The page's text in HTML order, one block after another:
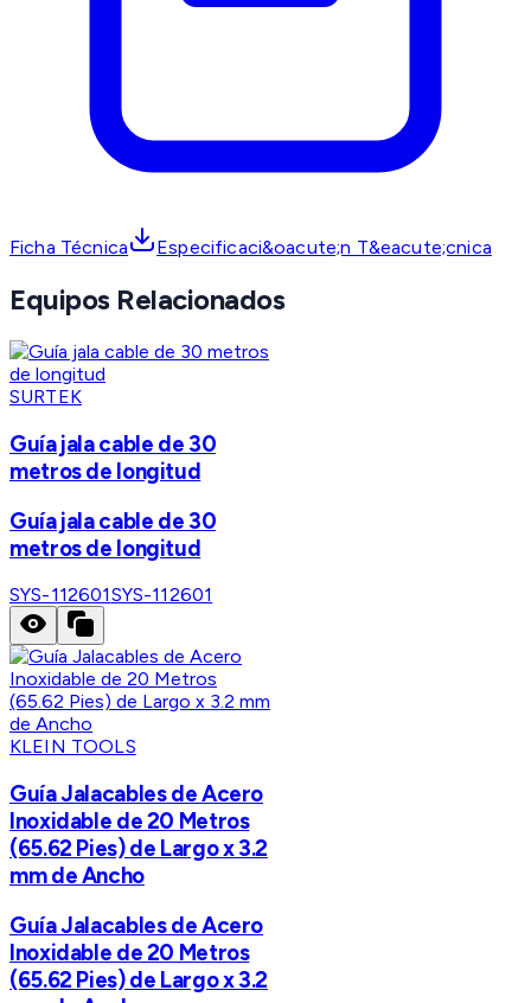
Ficha Técnica Especificaci&oacute;n T&eacute;cnica
Equipos Relacionados
SURTEK
Guía jala cable de 30
metros de longitud
Guía jala cable de 30
metros de longitud
SYS-112601SYS-112601
KLEIN TOOLS
Guía Jalacables de Acero
Inoxidable de 20 Metros
(65.62 Pies) de Largo x 3.2
mm de Ancho
Guía Jalacables de Acero
Inoxidable de 20 Metros
(65.62 Pies) de Largo x 3.2